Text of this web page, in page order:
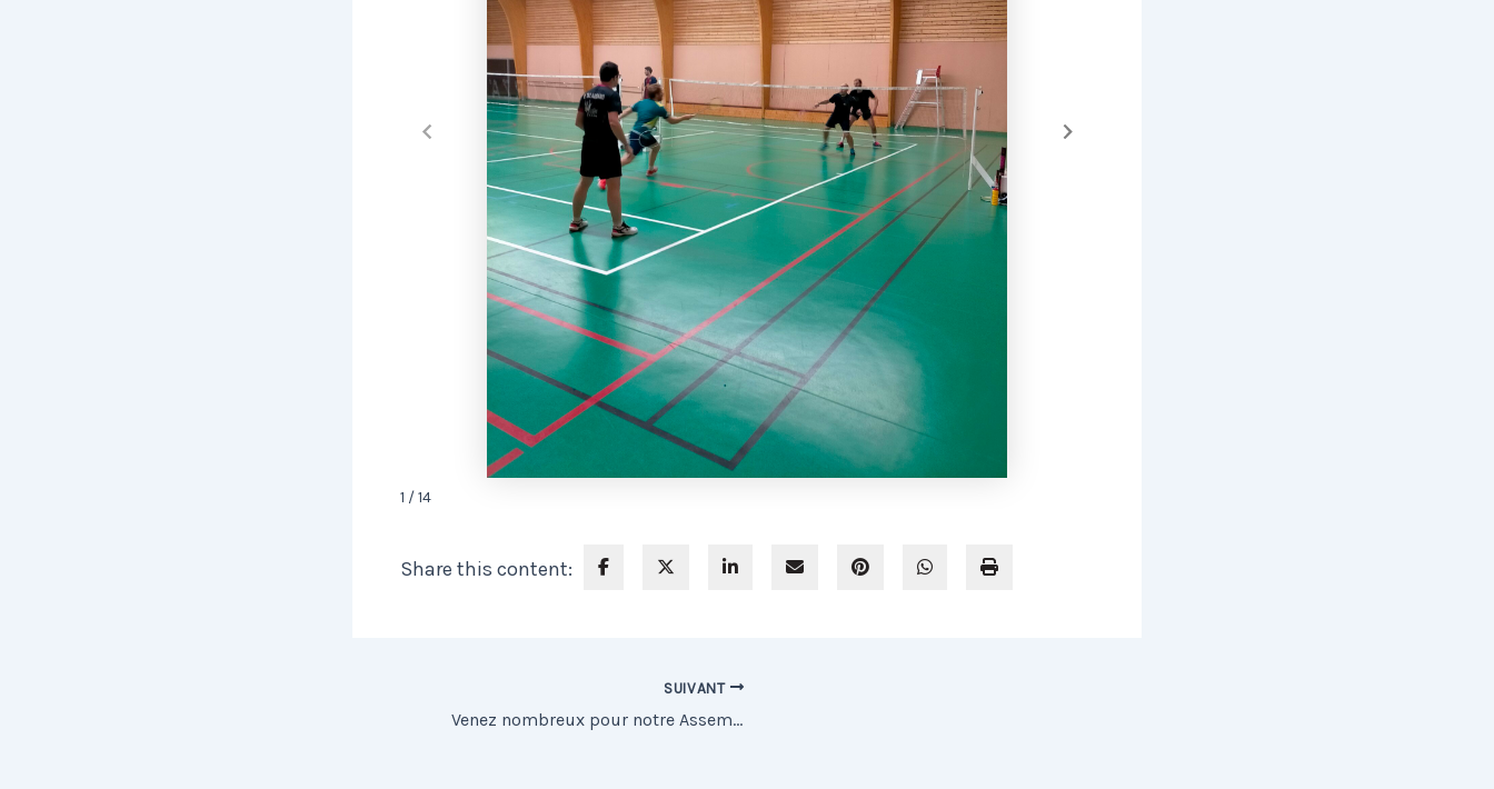
1 / 14
Share this content:
SUIVANT
Venez nombreux pour notre Assemblée Générale!!!